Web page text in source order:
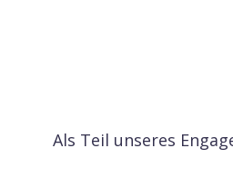
Als Teil unseres